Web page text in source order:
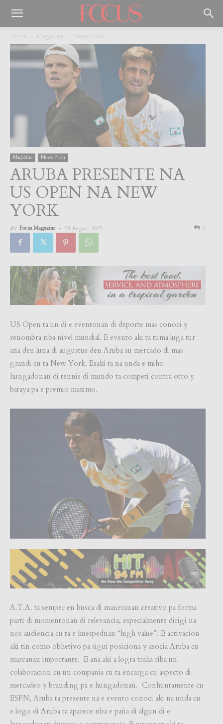
Home Magazine News Flash
Magazine News Flash
ARUBA PRESENTE NA
US OPEN NA NEW
YORK
By Focus Magazine - 28 August, 2025 0
US Open ta un di e eventonan di deporte mas conoci y
renombra riba nivel mundial. E evento aki ta tuma luga tur
aña den luna di augustus den Aruba su mercado di mas
grandi cu ta New York. Esaki ta na unda e miho
hungadonan di tennis di mundo ta competi contra otro y
bataya pa e premio maximo.
A.T.A. ta semper en busca di maneranan creativo pa forma
parti di momentonan di relevancia, especialmente dirigi na
nos audiencia cu ta e huespednan “high value”. E activacion
aki tin como obhetivo pa sigui posiciona y asocia Aruba cu
marcanan importante. E aña aki a logra traha riba un
colaboracion cu un compania cu ta encarga cu aspecto di
mercadeo y branding pa e hungadonan. Conhuntamente cu
ESPN, Aruba ta presente na e evento conoci aki na unda cu
e logo di Aruba ta aparece riba e paña di algun di e